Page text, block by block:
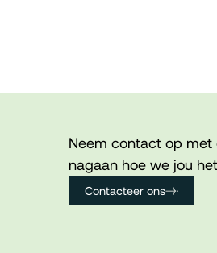
Neem contact op met
nagaan hoe we jou
Contacteer ons